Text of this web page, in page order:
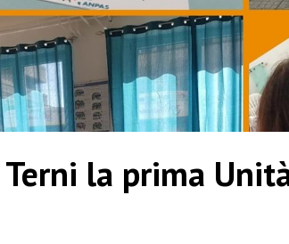
Terni la prima